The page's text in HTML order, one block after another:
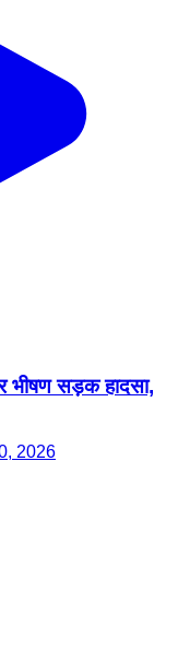
भीषण सड़क हादसा,
2026